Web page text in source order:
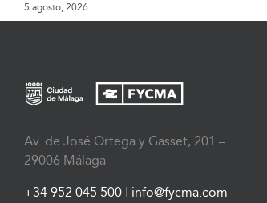
5 agosto, 2026
Av. de José Ortega y Gasset, 201 –
29006 Málaga
+34 952 045 500 | info@fycma.com